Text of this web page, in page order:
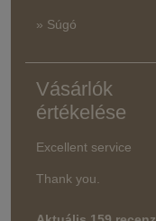
» Súgó
Vásárlók
értékelése
Excellent service
Thank you.